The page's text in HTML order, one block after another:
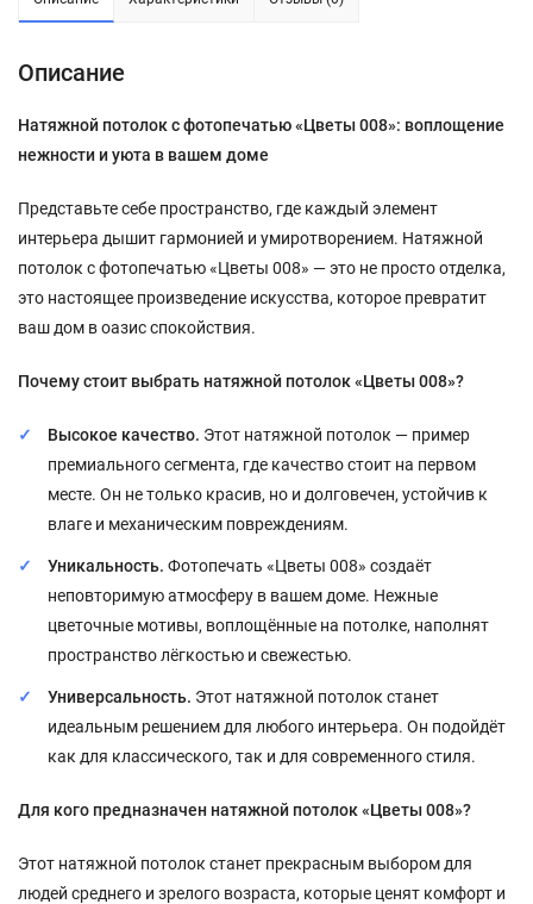
Описание
Натяжной потолок с фотопечатью «Цветы 008»: воплощение
нежности и уюта в вашем доме
Представьте себе пространство, где каждый элемент
интерьера дышит гармонией и умиротворением. Натяжной
потолок с фотопечатью «Цветы 008» — это не просто отделка,
это настоящее произведение искусства, которое превратит
ваш дом в оазис спокойствия.
Почему стоит выбрать натяжной потолок «Цветы 008»?
Высокое качество. Этот натяжной потолок — пример
премиального сегмента, где качество стоит на первом
месте. Он не только красив, но и долговечен, устойчив к
влаге и механическим повреждениям.
Уникальность. Фотопечать «Цветы 008» создаёт
неповторимую атмосферу в вашем доме. Нежные
цветочные мотивы, воплощённые на потолке, наполнят
пространство лёгкостью и свежестью.
Универсальность. Этот натяжной потолок станет
идеальным решением для любого интерьера. Он подойдёт
как для классического, так и для современного стиля.
Для кого предназначен натяжной потолок «Цветы 008»?
Этот натяжной потолок станет прекрасным выбором для
людей среднего и зрелого возраста, которые ценят комфорт и